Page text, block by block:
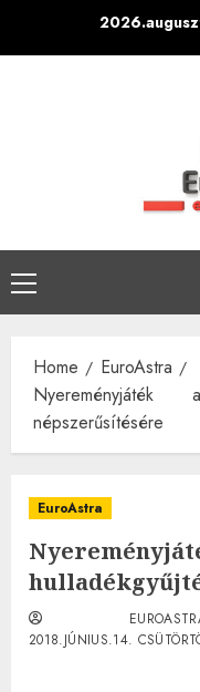
Primary
Menu
Home
EuroAstra
Nyereményjáték
népszerűsítésére
EuroAstra
2018.JÚNIUS.14.